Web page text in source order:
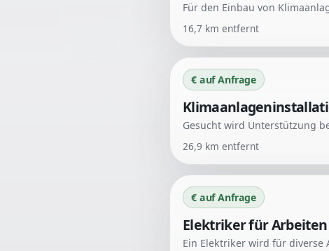
16,7 km entfernt
€ auf Anfrage
26,9 km entfernt
€ auf Anfrage
Elektriker für